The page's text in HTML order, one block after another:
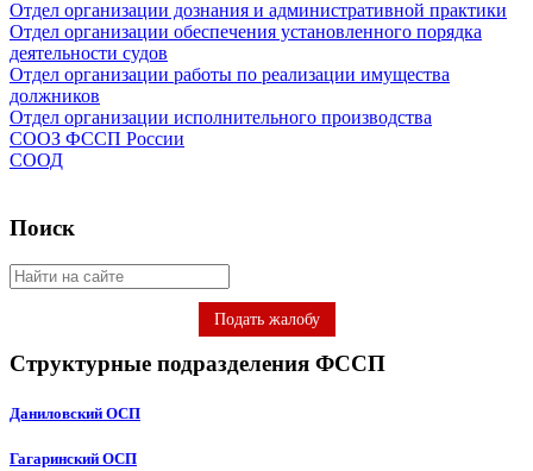
Отдел организации дознания и административной практики
Отдел организации обеспечения установленного порядка
деятельности судов
Отдел организации работы по реализации имущества
должников
Отдел организации исполнительного производства
СООЗ ФССП России
СООД
Поиск
Подать жалобу
Структурные подразделения ФССП
Даниловский ОСП
Гагаринский ОСП